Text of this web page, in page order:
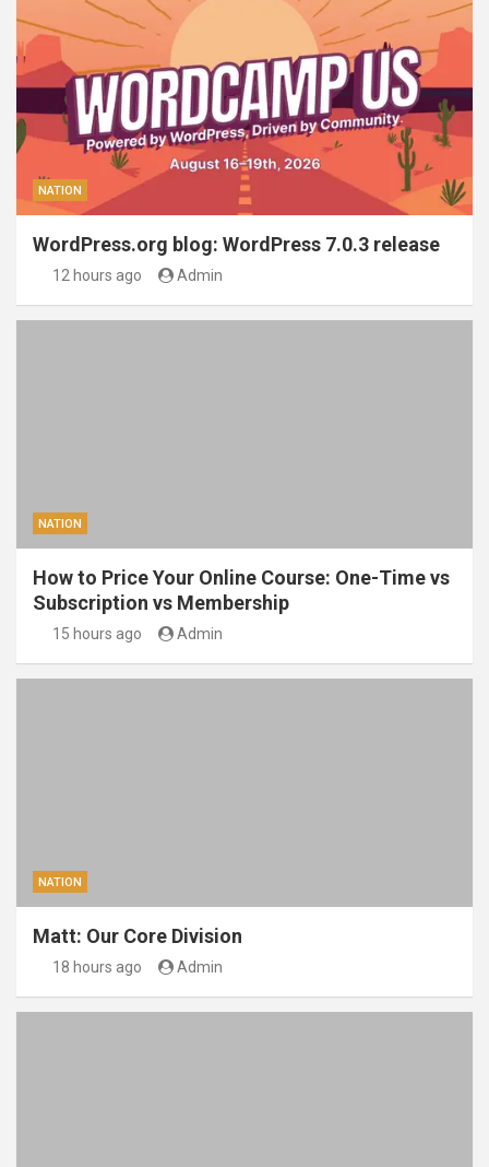
NATION
WordPress.org blog: WordPress 7.0.3 release
12 hours ago Admin
NATION
How to Price Your Online Course: One-Time vs
Subscription vs Membership
15 hours ago Admin
NATION
Matt: Our Core Division
18 hours ago Admin